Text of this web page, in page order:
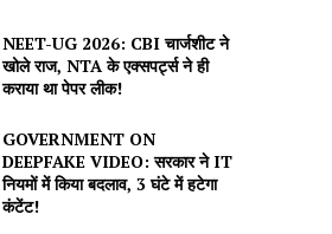
NEET-UG 2026: CBI चार्जशीट ने
खोले राज, NTA के एक्सपर्ट्स ने ही
कराया था पेपर लीक!
GOVERNMENT ON
DEEPFAKE VIDEO: सरकार ने IT
नियमों में किया बदलाव, 3 घंटे में हटेगा
कंटेंट!